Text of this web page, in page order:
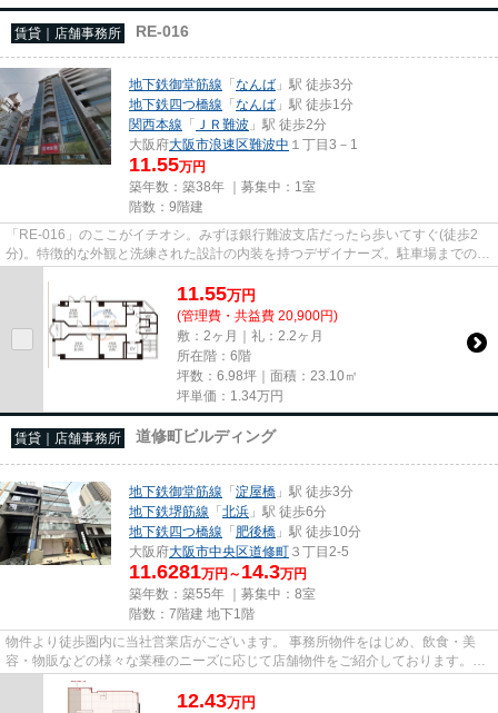
賃貸｜店舗事務所 RE-016
地下鉄御堂筋線 「なんば 」駅 徒歩3分
地下鉄四つ橋線 「なんば 」駅 徒歩1分
関西本線 「 ＪＲ難波 」駅 徒歩2分
大阪府大阪市浪速区難波中 １丁目3－1
11.55万円
築年数：築38年 ｜募集中： 1室
階数：9階建
「RE-016」のここがイチオシ。みずほ銀行難波支店だったら歩いてすぐ(徒歩2
分)。特徴的な外観と洗練された設計の内装を持つデザイナーズ。駐車場までの距
離は200mです。クレジットカー...
11.55万円
(管理費・共益費 20,900円)
敷：2ヶ月｜礼：2.2ヶ月
所在階：6階
坪数：6.98坪｜面積：23.10㎡
坪単価： 1.34万円
賃貸｜店舗事務所 道修町ビルディング
地下鉄御堂筋線 「淀屋橋 」駅 徒歩3分
地下鉄堺筋線 「北浜 」駅 徒歩6分
地下鉄四つ橋線 「肥後橋 」駅 徒歩10分
大阪府大阪市中央区道修町 ３丁目2-5
11.6281万円～ 14.3万円
築年数：築55年 ｜募集中： 8室
階数：7階建 地下1階
物件より徒歩圏内に当社営業店がございます。 事務所物件をはじめ、飲食・美
容・物販などの様々な業種のニーズに応じて店舗物件をご紹介しております。
尚、弊社ではおとり広告は一切...
12.43万円